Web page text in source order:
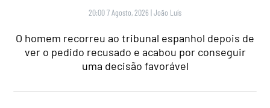
20:00 7 Agosto, 2026 |João Luís
O homem recorreu ao tribunal espanhol depois de
ver o pedido recusado e acabou por conseguir
uma decisão favorável